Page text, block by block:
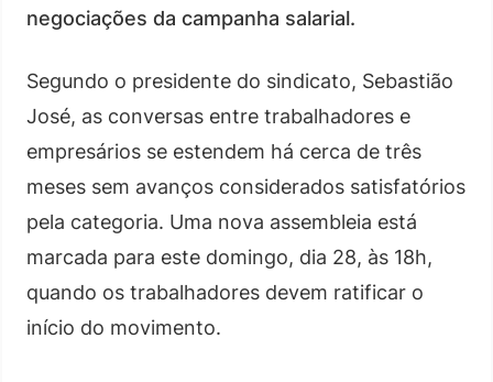
negociações da campanha salarial.
Segundo o presidente do sindicato, Sebastião
José, as conversas entre trabalhadores e
empresários se estendem há cerca de três
meses sem avanços considerados satisfatórios
pela categoria. Uma nova assembleia está
marcada para este domingo, dia 28, às 18h,
quando os trabalhadores devem ratificar o
início do movimento.